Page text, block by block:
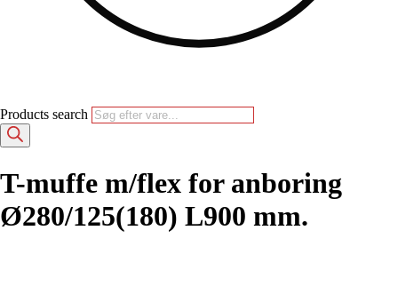
Products search
T-muffe m/flex for anboring
Ø280/125(180) L900 mm.